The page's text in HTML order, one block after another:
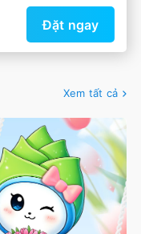
Đặt ngay
Xem tất cả